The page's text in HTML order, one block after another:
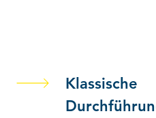
Klassische